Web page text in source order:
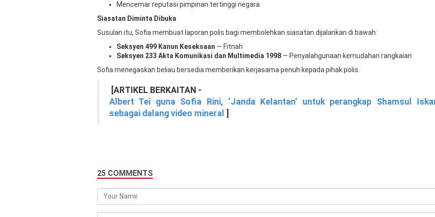
Mencemar reputasi pimpinan tertinggi negara.
Siasatan Diminta Dibuka
Susulan itu, Sofia membuat laporan polis bagi membolehkan siasatan dijalankan di bawah:
Seksyen 499 Kanun Keseksaan — Fitnah
Seksyen 233 Akta Komunikasi dan Multimedia 1998— Penyalahgunaan kemudahan rangkaian
Sofia menegaskan beliau bersedia memberikan kerjasama penuh kepada pihak polis.
[ARTIKEL BERKAITAN -
Albert Tei guna Sofia Rini, ‘Janda Kelantan’ untuk perangkap Shamsul
sebagai dalang video mineral ]
25 COMMENTS